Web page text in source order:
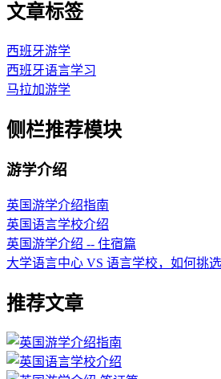
文章标签
西班牙游学
西班牙语言学习
马拉加游学
侧栏推荐模块
游学介绍
英国游学介绍指南
英国语言学校介绍
英国游学介绍 -- 住宿篇
大学语言中心 VS 语言学校，如何挑
推荐文章